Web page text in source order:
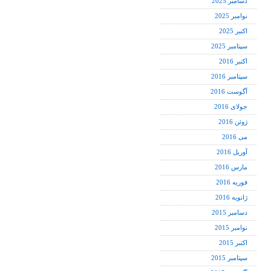
نوامبر 2025
اکتبر 2025
سپتامبر 2025
اکتبر 2016
سپتامبر 2016
آگوست 2016
جولای 2016
ژوئن 2016
می 2016
آوریل 2016
مارس 2016
فوریه 2016
ژانویه 2016
دسامبر 2015
نوامبر 2015
اکتبر 2015
سپتامبر 2015